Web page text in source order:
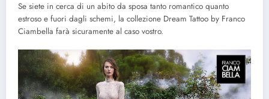
Se siete in cerca di un abito da sposa tanto romantico quanto
estroso e fuori dagli schemi, la collezione Dream Tattoo by Franco
Ciambella farà sicuramente al caso vostro.